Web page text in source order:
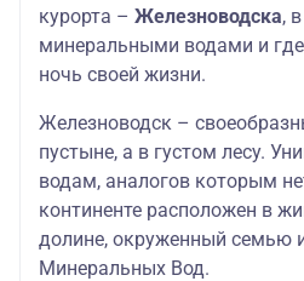
курорта – Железноводска,
минеральными водами и
ночь своей жизни.
Железноводск –
пустыне, а в густом лесу.
водам, аналогов которым
континенте расположен в
долине, окруженный семью
Минеральных Вод.